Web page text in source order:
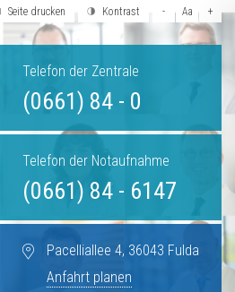
Seite drucken Kontrast - Aa +
Telefon der Zentrale
(0661) 84 - 0
Telefon der Notaufnahme
(0661) 84 - 6147
Pacelliallee 4, 36043 Fulda
Anfahrt planen